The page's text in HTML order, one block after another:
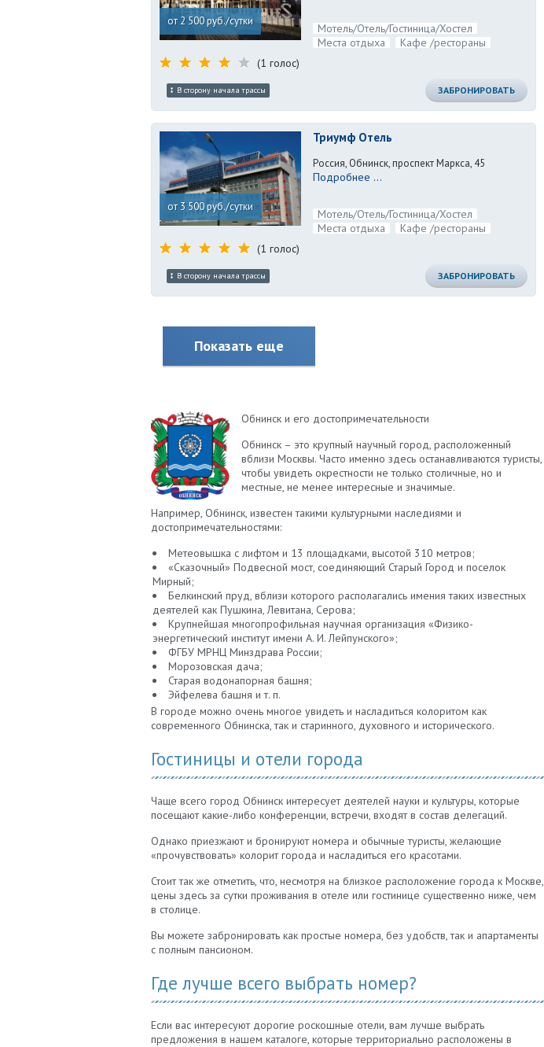
от 2 500 руб./сутки
Мотель/Отель/Гостиница/Хостел
Места отдыха
Кафе /рестораны
(1 голос)
В сторону начала трассы ЗАБРОНИРОВАТЬ
от 3 500 руб./сутки
Триумф Отель
Россия, Обнинск, проспект Маркса, 45
Подробнее ...
Мотель/Отель/Гостиница/Хостел
Места отдыха
Кафе /рестораны
(1 голос)
В сторону начала трассы ЗАБРОНИРОВАТЬ
Показать еще
Обнинск и его достопримечательности
Обнинск – это крупный научный город, расположенный
вблизи Москвы. Часто именно здесь останавливаются туристы,
чтобы увидеть окрестности не только столичные, но и
местные, не менее интересные и значимые.
Например, Обнинск, известен такими культурными наследиями и
достопримечательностями:
Метеовышка с лифтом и 13 площадками, высотой 310 метров;
«Сказочный» Подвесной мост, соединяющий Старый Город и поселок
Мирный;
Белкинский пруд, вблизи которого располагались имения таких известных
деятелей как Пушкина, Левитана, Серова;
Крупнейшая многопрофильная научная организация «Физико-
энергетический институт имени А. И. Лейпунского»;
ФГБУ МРНЦ Минздрава России;
Морозовская дача;
Старая водонапорная башня;
Эйфелева башня и т. п.
В городе можно очень многое увидеть и насладиться колоритом как
современного Обнинска, так и старинного, духовного и исторического.
Гостиницы и отели города
Чаще всего город Обнинск интересует деятелей науки и культуры, которые
посещают какие-либо конференции, встречи, входят в состав делегаций.
Однако приезжают и бронируют номера и обычные туристы, желающие
«прочувствовать» колорит города и насладиться его красотами.
Стоит так же отметить, что, несмотря на близкое расположение города к Москве,
цены здесь за сутки проживания в отеле или гостинице существенно ниже, чем
в столице.
Вы можете забронировать как простые номера, без удобств, так и апартаменты
с полным пансионом.
Где лучше всего выбрать номер?
Если вас интересуют дорогие роскошные отели, вам лучше выбрать
предложения в нашем каталоге, которые территориально расположены в